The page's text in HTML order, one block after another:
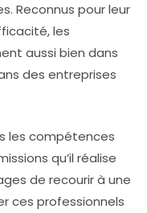
Reconnus pour leur
les
aussi bien dans
des entreprises
les compétences
qu’il réalise
de recourir à une
ces professionnels